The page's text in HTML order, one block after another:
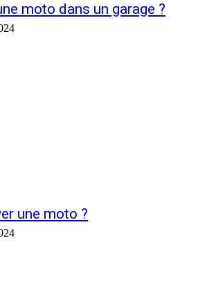
moto dans un garage ?
une moto ?